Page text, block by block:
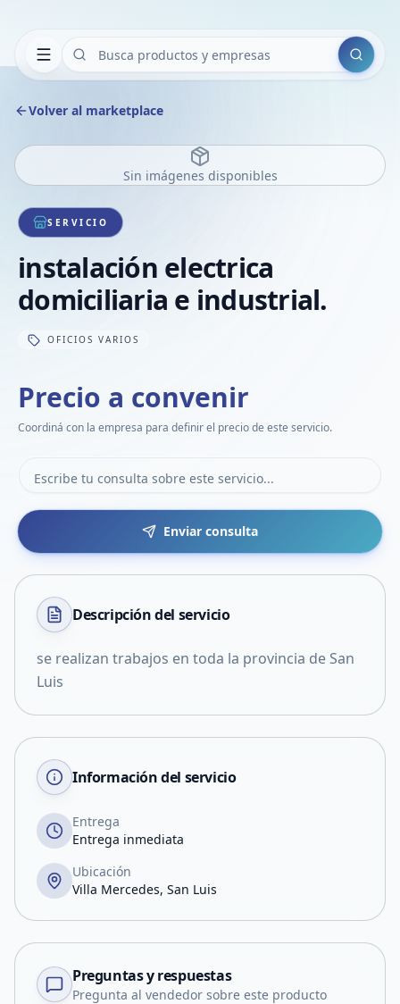
Buscar
Volver al marketplace
Sin imágenes disponibles
SERVICIO
instalación electrica
domiciliaria e industrial.
OFICIOS VARIOS
Precio a convenir
Coordiná con la empresa para definir el precio de este servicio.
Enviar consulta
Descripción del servicio
se realizan trabajos en toda la provincia de San
Luis
Información del servicio
Entrega
Entrega inmediata
Ubicación
Villa Mercedes, San Luis
Preguntas y respuestas
Pregunta al vendedor sobre este producto